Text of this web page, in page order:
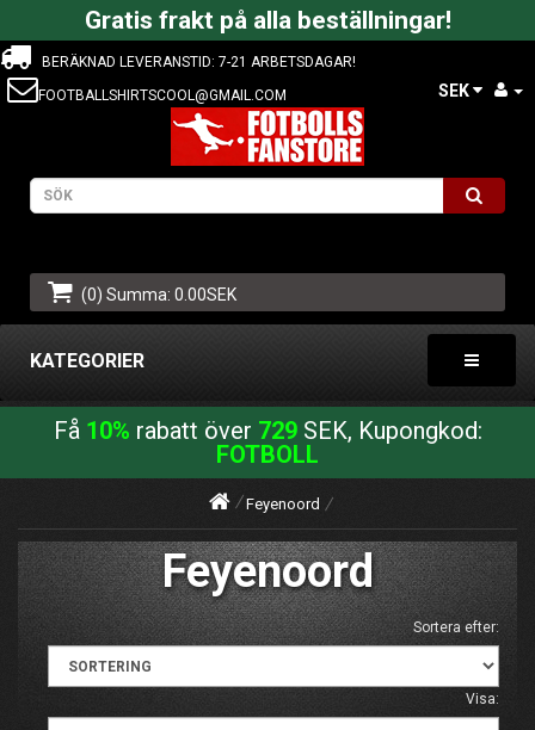
Gratis frakt på alla beställningar!
BERÄKNAD LEVERANSTID: 7-21 ARBETSDAGAR!
FOOTBALLSHIRTSCOOL@GMAIL.COM
SEK
(0) Summa: 0.00SEK
KATEGORIER
Få 10% rabatt över 729SEK, Kupongkod:
FOTBOLL
Feyenoord
Feyenoord
Sortera efter:
Visa: